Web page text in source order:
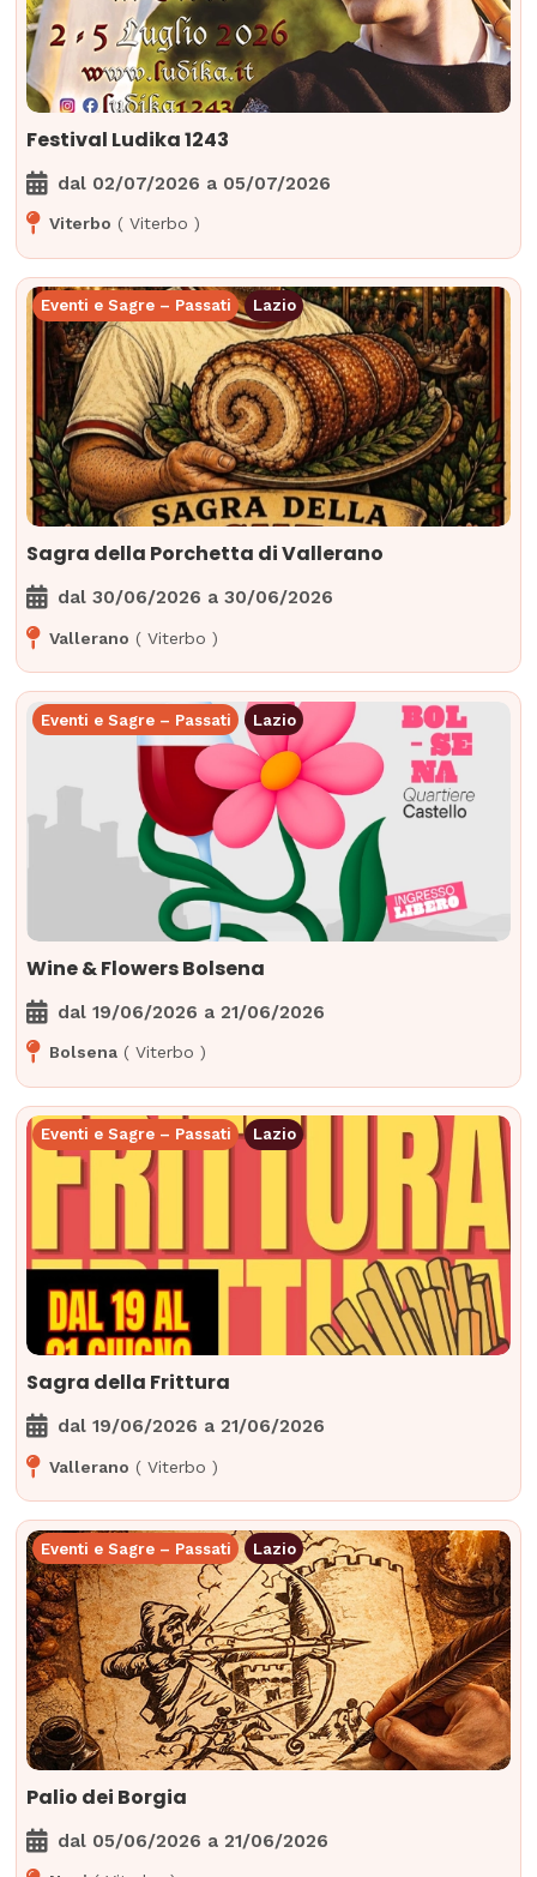
Festival Ludika 1243
dal 02/07/2026 a 05/07/2026
Viterbo (Viterbo )
Eventi e Sagre – Passati Lazio
Sagra della Porchetta di Vallerano
dal30/06/2026 a 30/06/2026
Vallerano (Viterbo )
Eventi e Sagre – Passati Lazio
Wine & Flowers Bolsena
dal19/06/2026 a 21/06/2026
Bolsena (Viterbo )
Eventi e Sagre – Passati Lazio
Sagra della Frittura
dal19/06/2026 a 21/06/2026
Vallerano (Viterbo )
Eventi e Sagre – Passati Lazio
Palio dei Borgia
dal 05/06/2026 a 21/06/2026